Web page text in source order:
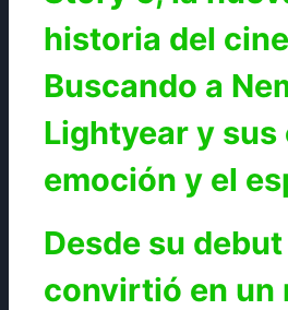
historia del
Buscando a
Lightyear y
emoción y el
Desde su
convirtió en un